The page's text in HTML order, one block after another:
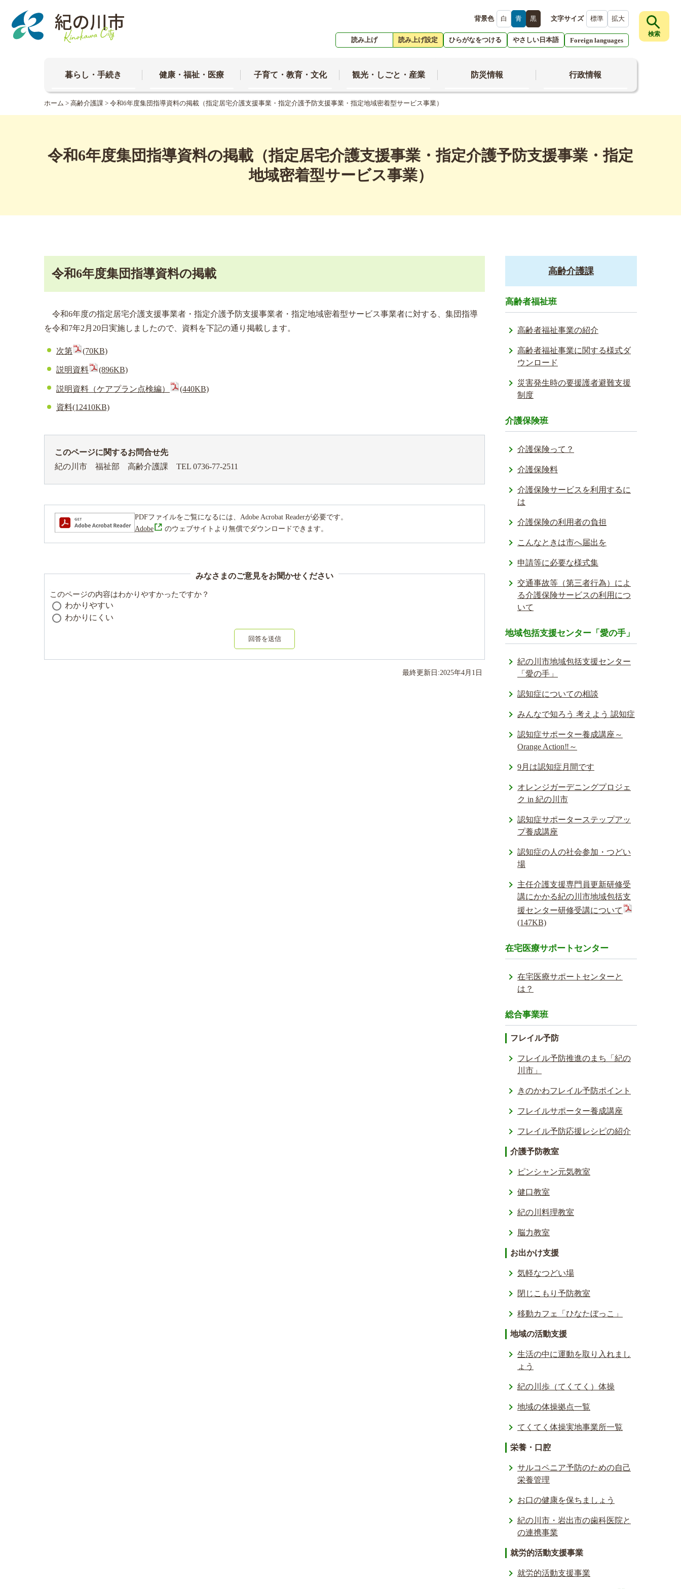
背景色 白 青 黒 文字サイズ 標準 拡大
読み上げ 読み上げ設定 ひらがなをつける やさしい日本語 Foreign languages
検索
暮らし・手続き 健康・福祉・医療 子育て・教育・文化 観光・しごと・産業 防災情報 行政情報
ホーム > 高齢介護課 > 令和6年度集団指導資料の掲載（指定居宅介護支援事業・指定介護予防支援事業・指定地域密着型サービス事業）
令和6年度集団指導資料の掲載（指定居宅介護支援事業・指定介護予防支援事業・指定
地域密着型サービス事業）
令和6年度集団指導資料の掲載
令和6年度の指定居宅介護支援事業者・指定介護予防支援事業者・指定地域密着型サービス事業者に対する、集団指導
を令和7年2月20日実施しましたので、資料を下記の通り掲載します。
次第 (70KB)
説明資料 (896KB)
説明資料（ケアプラン点検編） (440KB)
資料(12410KB)
このページに関するお問合せ先
紀の川市 福祉部 高齢介護課 TEL 0736-77-2511
PDFファイルをご覧になるには、Adobe Acrobat Readerが必要です。
Adobe
のウェブサイトより無償でダウンロードできます。
みなさまのご意見をお聞かせください
このページの内容はわかりやすかったですか？
わかりやすい
わかりにくい
回答を送信
最終更新日:2025年4 月 1 日
高齢介護課
高齢者福祉班
高齢者福祉事業の紹介
高齢者福祉事業に関する様式ダ
ウンロード
災害発生時の要援護者避難支援
制度
介護保険班
介護保険って？
介護保険料
介護保険サービスを利用するに
は
介護保険の利用者の負担
こんなときは市へ届出を
申請等に必要な様式集
交通事故等（第三者行為）によ
る介護保険サービスの利用につ
いて
地域包括支援センター「愛の手」
紀の川市地域包括支援センター
「愛の手」
認知症についての相談
みんなで知ろう 考えよう 認知症
認知症サポーター養成講座～
Orange Action‼～
9月は認知症月間です
オレンジガーデニングプロジェ
ク in 紀の川市
認知症サポーターステップアッ
プ養成講座
認知症の人の社会参加・つどい
場
主任介護支援専門員更新研修受
講にかかる紀の川市地域包括支
援センター研修受講について
(147KB)
在宅医療サポートセンター
在宅医療サポートセンターと
は？
総合事業班
フレイル予防
フレイル予防推進のまち「紀の
川市」
きのかわフレイル予防ポイント
フレイルサポーター養成講座
フレイル予防応援レシ­ピの紹介
介護予防教室
ピンシャン元気教室
健口教室
紀の川料理教室
脳力教室
お出かけ支援
気軽なつどい場
閉じこもり予防教室
移動カフェ「ひなたぼっこ」
地域の活動支援
生活の中に運動を取り入れまし
ょう
紀の川歩（てくてく）体操
地域の体操拠点一覧
てくてく体操実地事業所一覧
栄養・口腔
サルコペニア予防のための自己
栄養管理
お口の健康を保ちましょう
紀の川市・岩出市の歯科医院と
の連携事業
就労的活動支援事業
就労的活動支援事業